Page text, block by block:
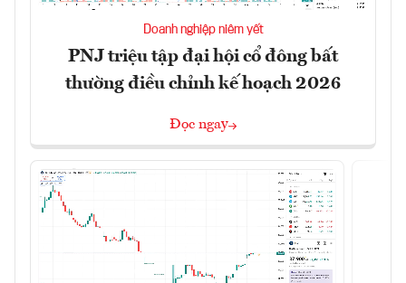
Doanh nghiệp niêm yết
PNJ triệu tập đại hội cổ đông bất
thường điều chỉnh kế hoạch 2026
Đọc ngay